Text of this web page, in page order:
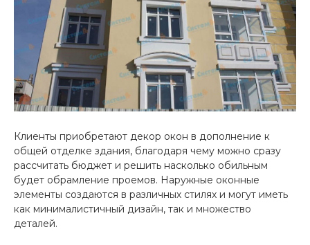
Клиенты приобретают декор окон в дополнение к
общей отделке здания, благодаря чему можно сразу
рассчитать бюджет и решить насколько обильным
будет обрамление проемов. Наружные оконные
элементы создаются в различных стилях и могут иметь
как минималистичный дизайн, так и множество
деталей.